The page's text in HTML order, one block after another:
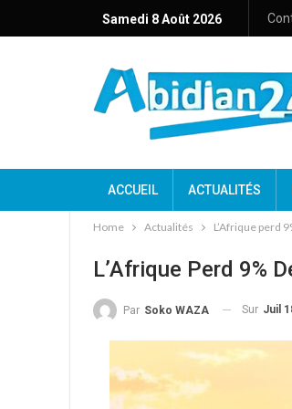
Samedi 8 Août 2026
ACCUEIL ACTUALITÉS
Home Actualités L’Afrique perd
L’Afrique Perd 9%
Par Soko WAZA Sur Juil